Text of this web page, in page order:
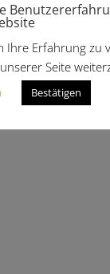
Ihre Erfahrung zu
Seite
Bestätigen